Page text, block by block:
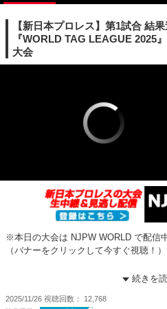
【新日本プロレス】第1試合 結
『WORLD TAG LEAGUE 2025
大会
※本日の大会は NJPW WORLD で配信
（バナーをクリックして今すぐ視聴！）
レックス・ゼイン & ランス・アーチャー
続きを
2025/11/26 視聴回数 12,768